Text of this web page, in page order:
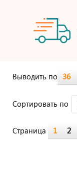
Выводить по 36
Cортировать по
Страница 1 2